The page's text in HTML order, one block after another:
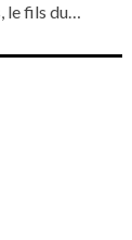
le fils du…